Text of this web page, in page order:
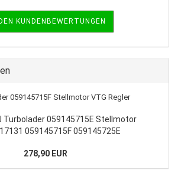
KUNDENBEWERTUNGEN
Turbolader 059145715E Stellmotor
059145715F 059145725E
278,90 EUR